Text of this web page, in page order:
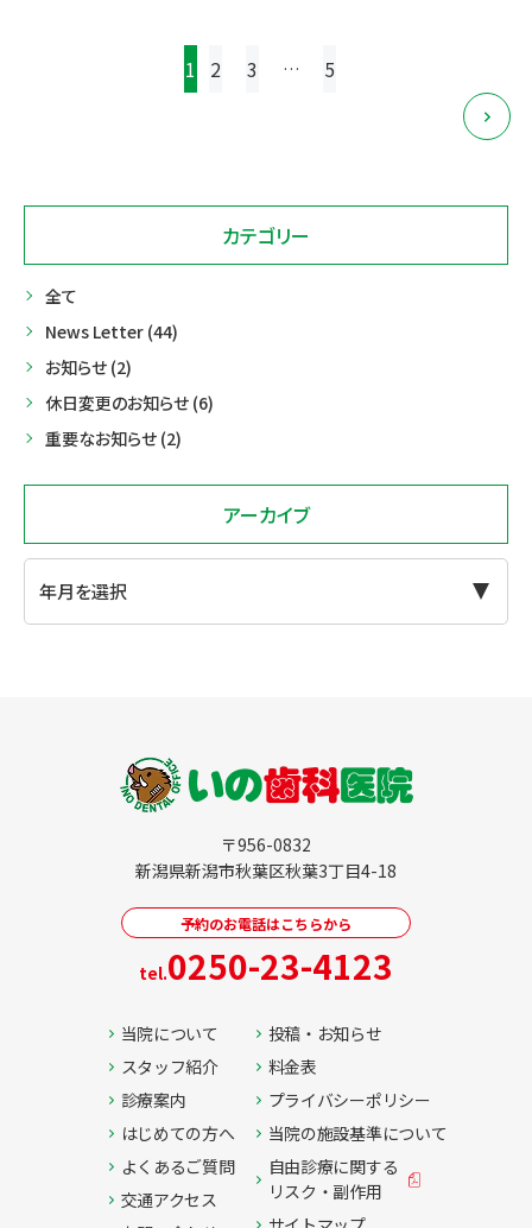
送
り
1 2 3 … 5
カテゴリー
全て
News Letter (44)
お知らせ (2)
休日変更のお知らせ (6)
重要なお知らせ (2)
アーカイブ
〒956-0832
新潟県新潟市秋葉区秋葉3丁目4-18
予約のお電話はこちらから
tel.0250-23-4123
当院について
スタッフ紹介
診療案内
はじめての方へ
よくあるご質問
交通アクセス
投稿・お知らせ
料金表
プライバシーポリシー
当院の施設基準について
自由診療に関する
リスク・副作用